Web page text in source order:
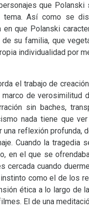
que
Así como se
que Polanski
su familia, que
individualidad por
el trabajo de
de verosimilitud
sin baches,
nada tiene que
reflexión profunda,
Cuando la tragedia
en el que se
cuando
como el de los
ética a lo largo de
El de una